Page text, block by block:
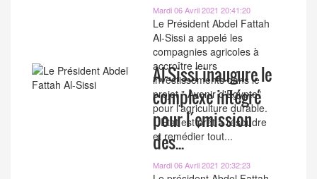
Mardi 06 Avril 2021 20:41:20
Le Président Abdel Fattah
Al-Sissi a appelé les
compagnies agricoles à
accroître leurs
investissements dans le
projet " Avenir d'Egypte"
pour l'agriculture durable.
L'Etat est prêt à résoudre
et remédier tout...
Al-Sissi inaugure le
complexe intégré
pour l´emission
des...
Mardi 06 Avril 2021 20:32:23